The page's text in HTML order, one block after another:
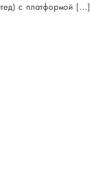
с платформой […]